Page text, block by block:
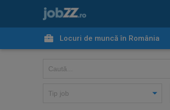
Locuri de muncă în România